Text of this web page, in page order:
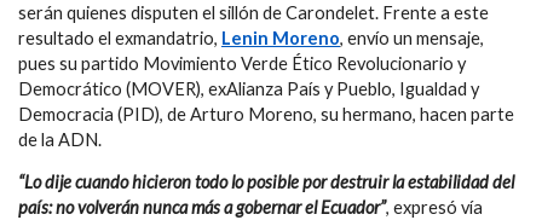
serán quienes disputen el sillón de Carondelet. Frente a este
resultado el exmandatrio, Lenin Moreno, envío un mensaje,
pues su partido Movimiento Verde Ético Revolucionario y
Democrático (MOVER), exAlianza País y Pueblo, Igualdad y
Democracia (PID), de Arturo Moreno, su hermano, hacen parte
de la ADN.
“Lo dije cuando hicieron todo lo posible por destruir la estabilidad del
país: no volverán nunca más a gobernar el Ecuador”, expresó vía